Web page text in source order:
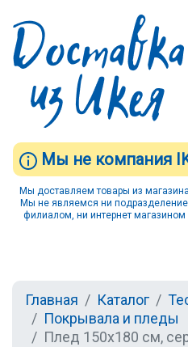
Мы не компания
Мы доставляем товары из
Мы не являемся ни
филиалом, ни интернет магазином
Главная Каталог
Покрывала и пледы
Плед 150х180 см,